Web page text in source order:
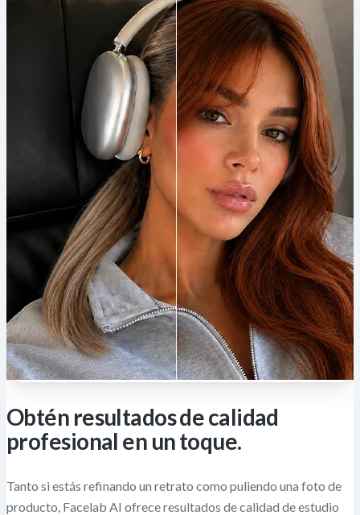
Obtén resultados de calidad
profesional en un toque.
Tanto si estás refinando un retrato como puliendo una foto de
producto, Facelab AI ofrece resultados de calidad de estudio